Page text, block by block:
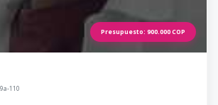
Presupuesto: 900.000COP
110